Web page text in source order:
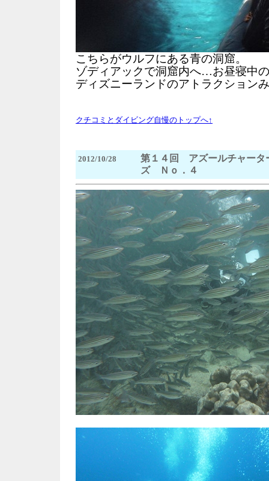
こちらがウルフにある青の洞窟。
ゾディアックで洞窟内へ…お昼寝中
ディズニーランドのアトラクション
クチコミとダイビング自慢のトップへ↑
2012/10/28
第１４回 アズールチャータ
ズ Ｎｏ．４